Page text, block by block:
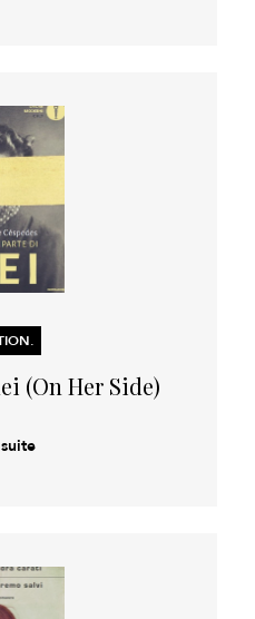
(On Her Side)